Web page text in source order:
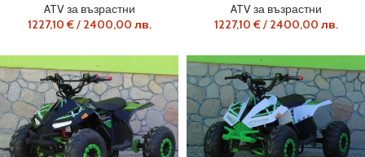
ATV за възрастни
1227,10 €/ 2400,00 лв.
ATV за възрастни
1227,10 €/ 2400,00 лв.